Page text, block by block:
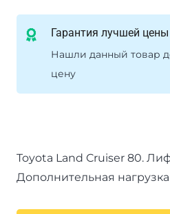
до
Гарантия лучшей цены
Нашли данный товар
цену
Toyota Land Cruiser 80.
Дополнительная нагрузка